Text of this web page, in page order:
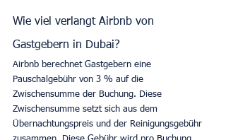
Wie viel verlangt Airbnb von
Gastgebern in Dubai?
Airbnb berechnet Gastgebern eine
Pauschalgebühr von 3 % auf die
Zwischensumme der Buchung. Diese
Zwischensumme setzt sich aus dem
Übernachtungspreis und der Reinigungsgebühr